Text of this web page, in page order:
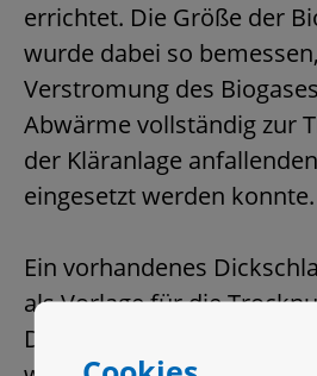
errichtet. Die Größe der
wurde dabei so
Verstromung des
Abwärme vollständig zur
der Kläranlage
eingesetzt werden konnte.
Ein vorhandenes
als Vorlage für die
Die rein